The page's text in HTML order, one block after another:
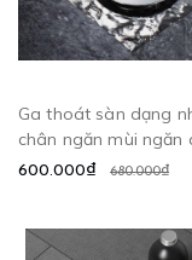
Ga thoát sàn dạng
chân ngăn mùi ngăn
trùng - GDN10
600.000₫ 680.000₫